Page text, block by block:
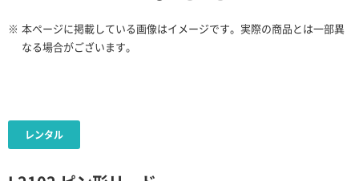
※ 本ページに掲載している画像はイメージです。実際の商品とは一部異
なる場合がございます。